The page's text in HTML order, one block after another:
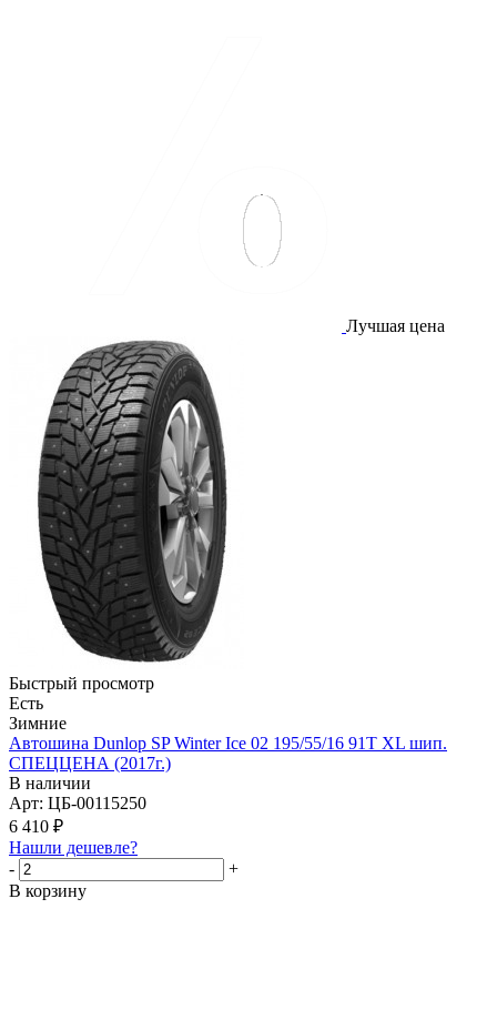
Лучшая цена
Быстрый просмотр
Есть
Зимние
Автошина Dunlop SP Winter Ice 02 195/55/16 91T XL шип.
СПЕЦЦЕНА (2017г.)
В наличии
Арт: ЦБ-00115250
6 410 ₽
Нашли дешевле?
-
+
В корзину